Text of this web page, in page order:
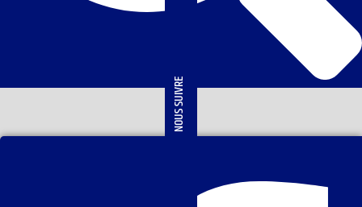
NOUS SUIVRE